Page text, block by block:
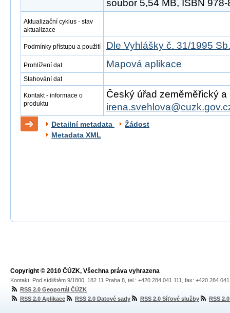
soubor 5,54 MB, ISBN
Aktualizační cyklus - stav
aktualizace
Podmínky přístupu a použití Dle Vyhlášky č. 31/1995 Sb.
Prohlížení dat Mapová aplikace
Stahování dat
Kontakt - informace o
produktu
Český úřad zeměměřický
Detailní metadata
Žádost
Metadata XML
Copyright © 2010 ČÚZK, Všechna práva vyhrazena
Kontakt: Pod sídlištěm 9/1800, 182 11 Praha 8, tel.: +420 284 041 111, fax: +420 284
RSS 2.0 Geoportál ČÚZK
RSS 2.0 Aplikace
RSS 2.0 Datové sady RSS 2.0 Síťové služby RSS